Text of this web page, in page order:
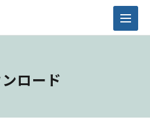
ロード